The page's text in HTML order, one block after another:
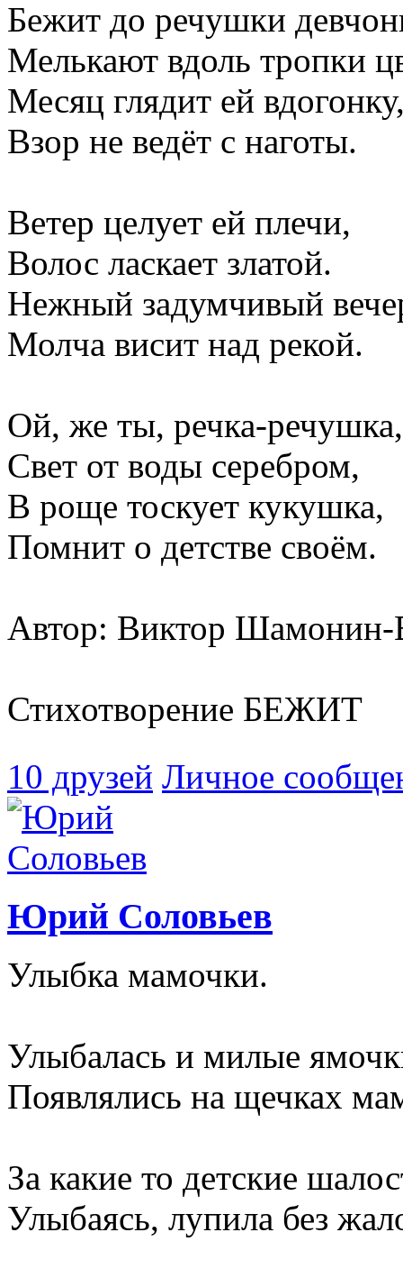
Бежит до речушки
Мелькают вдоль тропки
Месяц глядит ей
Взор не ведёт с наготы.
Ветер целует ей плечи,
Волос ласкает златой.
Нежный задумчивый
Молча висит над рекой.
Ой, же ты, речка-речушка,
Свет от воды серебром,
В роще тоскует кукушка,
Помнит о детстве своём.
Автор: Виктор Шамонин-
Стихотворение БЕЖИТ
10 друзей Личное
Юрий Соловьев
Улыбка мамочки.
Улыбалась и милые
Появлялись на щечках
За какие то детские
Улыбаясь, лупила без